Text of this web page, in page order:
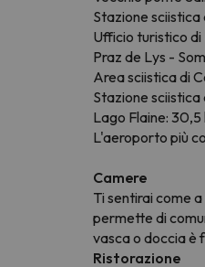
Stazione
Ufficio turistico di
Praz de Lys -
Area sciistica di
Stazione sciistica
Lago Flaine: 30,5
L'aeroporto più
Camere
Ti sentirai come
permette di
vasca o doccia è
Ristorazione